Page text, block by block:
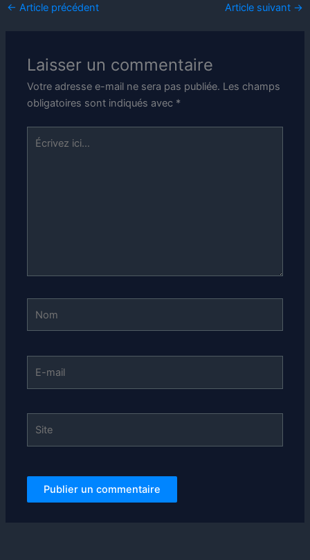
← Article précédent Article suivant →
Laisser un commentaire
Votre adresse e-mail ne sera pas publiée. Les champs
obligatoires sont indiqués avec *
Écrivez
ici…
mail